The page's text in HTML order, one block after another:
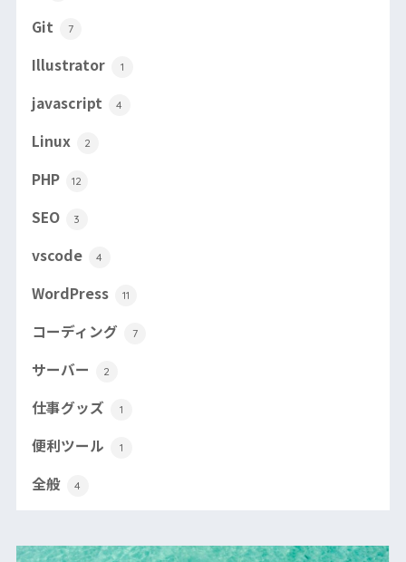
Git 7
Illustrator 1
javascript 4
Linux 2
PHP 12
SEO 3
vscode 4
WordPress 11
コーディング 7
サーバー 2
仕事グッズ 1
便利ツール 1
全般 4